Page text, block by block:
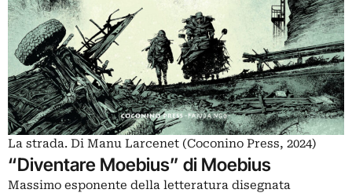
La strada. Di Manu Larcenet (Coconino Press, 2024)
“Diventare Moebius” di Moebius
Massimo esponente della letteratura disegnata